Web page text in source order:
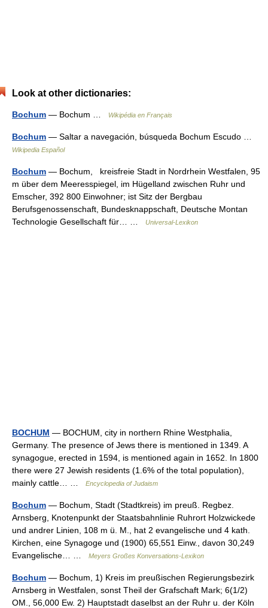
Look at other dictionaries:
Bochum — Bochum … Wikipédia en Français
Bochum — Saltar a navegación, búsqueda Bochum Escudo …
Wikipedia Español
Bochum — Bochum, kreisfreie Stadt in Nordrhein Westfalen, 95
m über dem Meeresspiegel, im Hügelland zwischen Ruhr und
Emscher, 392 800 Einwohner; ist Sitz der Bergbau
Berufsgenossenschaft, Bundesknappschaft, Deutsche Montan
Technologie Gesellschaft für… …
Universal-Lexikon
BOCHUM — BOCHUM, city in northern Rhine Westphalia,
Germany. The presence of Jews there is mentioned in 1349. A
synagogue, erected in 1594, is mentioned again in 1652. In 1800
there were 27 Jewish residents (1.6% of the total population),
mainly cattle… …
Encyclopedia of Judaism
Bochum — Bochum, Stadt (Stadtkreis) im preuß. Regbez.
Arnsberg, Knotenpunkt der Staatsbahnlinie Ruhrort Holzwickede
und andrer Linien, 108 m ü. M., hat 2 evangelische und 4 kath.
Kirchen, eine Synagoge und (1900) 65,551 Einw., davon 30,249
Evangelische… …
Meyers Großes Konversations-Lexikon
Bochum — Bochum, 1) Kreis im preußischen Regierungsbezirk
Arnsberg in Westfalen, sonst Theil der Grafschaft Mark; 6(1/2)
OM., 56,000 Ew. 2) Hauptstadt daselbst an der Ruhr u. der Köln